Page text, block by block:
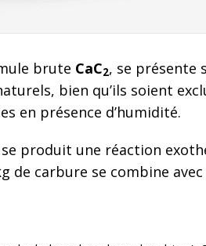
brute CaC2, se présente
bien qu’ils soient
en présence d’humidité.
se produit une réaction
de carbure se combine avec